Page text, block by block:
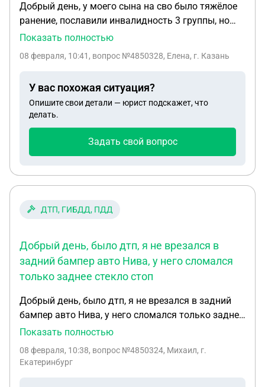
Добрый день, у моего сына на сво было тяжёлое
ранение, пославили инвалидность 3 группы, но
при увольнении ему внесли запись общее
Документы ещё не пришли в военкомат из части.
получить все положенные выплаты
Показать полностью
08 февраля, 10:41 , вопрос №4850328, Елена, г. Казань
У вас похожая ситуация?
Опишите свои детали — юрист подскажет, что
делать.
Задать свой вопрос
ДТП, ГИБДД, ПДД
Добрый день, было дтп, я не врезался в
задний бампер авто Нива, у него сломался
только заднее стекло стоп
Добрый день, было дтп, я не врезался в задний
бампер авто Нива, у него сломался только заднее
стекло стоп сигнала, я предложил ему 3000 без
и я сказал что он виновник, на три дня отложили
Показать полностью
08 февраля, 10:38, вопрос №4850324, Михаил, г.
Екатеринбург